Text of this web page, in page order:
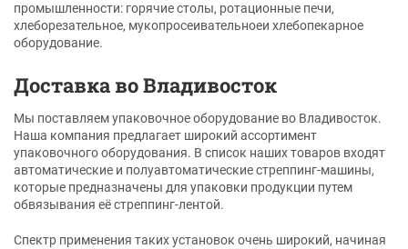
промышленности: горячие столы, ротационные печи,
хлеборезательное, мукопросеивательноеи хлебопекарное
оборудование.
Доставка во Владивосток
Мы поставляем упаковочное оборудование во Владивосток.
Наша компания предлагает широкий ассортимент
упаковочного оборудования. В список наших товаров входят
автоматические и полуавтоматические стреппинг-машины,
которые предназначены для упаковки продукции путем
обвязывания её стреппинг-лентой.
Спектр применения таких установок очень широкий, начиная